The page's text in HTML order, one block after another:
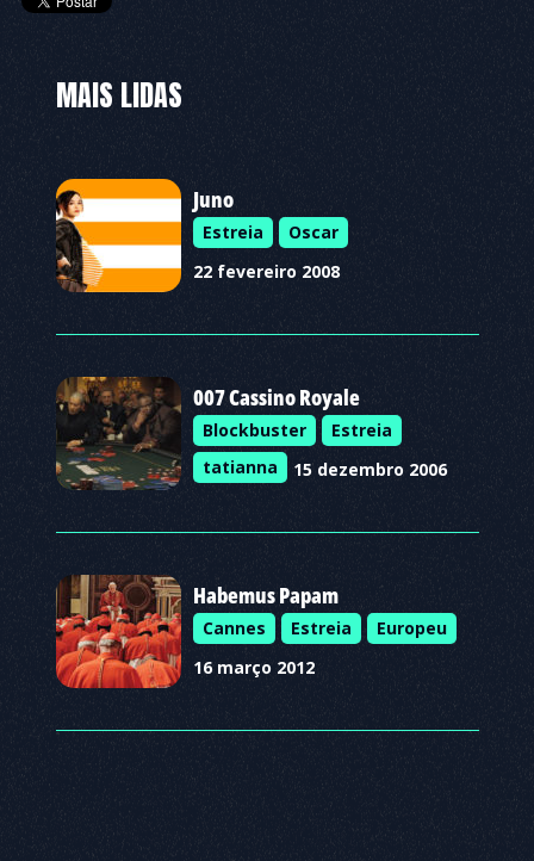
MAIS LIDAS
Juno
Estreia
Oscar
22 fevereiro 2008
007 Cassino Royale
Blockbuster
Estreia
tatianna
15 dezembro 2006
Habemus Papam
Cannes Estreia
Europeu
16 março 2012